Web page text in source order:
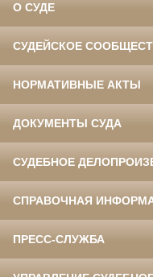
О СУДЕ
СУДЕЙСКОЕ
НОРМАТИВНЫЕ АКТЫ
ДОКУМЕНТЫ СУДА
СУДЕБНОЕ
СПРАВОЧНАЯ
ПРЕСС-СЛУЖБА